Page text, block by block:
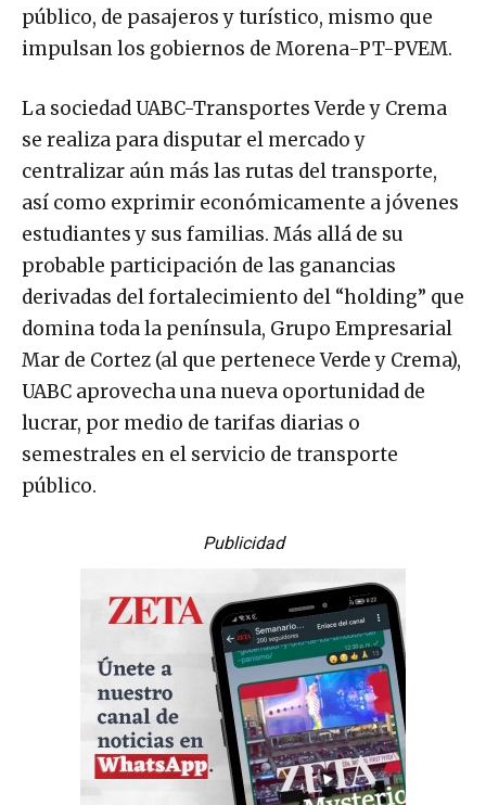
público, de pasajeros y turístico, mismo que
impulsan los gobiernos de Morena-PT-PVEM.
La sociedad UABC-Transportes Verde y Crema
se realiza para disputar el mercado y
centralizar aún más las rutas del transporte,
así como exprimir económicamente a jóvenes
estudiantes y sus familias. Más allá de su
probable participación de las ganancias
derivadas del fortalecimiento del “holding” que
domina toda la península, Grupo Empresarial
Mar de Cortez (al que pertenece Verde y Crema),
UABC aprovecha una nueva oportunidad de
lucrar, por medio de tarifas diarias o
semestrales en el servicio de transporte
público.
Publicidad